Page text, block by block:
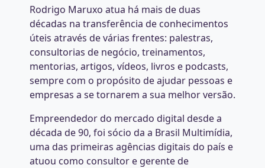
Rodrigo Maruxo atua há mais de duas
décadas na transferência de conhecimentos
úteis através de várias frentes: palestras,
consultorias de negócio, treinamentos,
mentorias, artigos, vídeos, livros e podcasts,
sempre com o propósito de ajudar pessoas e
empresas a se tornarem a sua melhor versão.
Empreendedor do mercado digital desde a
década de 90, foi sócio da a Brasil Multimídia,
uma das primeiras agências digitais do país e
atuou como consultor e gerente de